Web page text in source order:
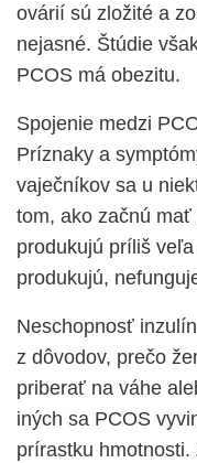
ovárií sú zložité a
nejasné. Štúdie
PCOS má obezitu.
Spojenie medzi
Príznaky a
vaječníkov sa u
tom, ako začnú
produkujú príliš
produkujú,
Neschopnosť
z dôvodov, prečo
priberať na váhe
iných sa PCOS
prírastku